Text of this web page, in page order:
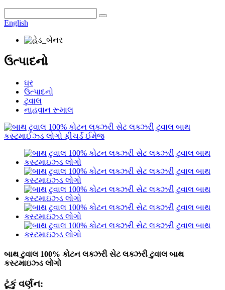
English
ઉત્પાદનો
ઘર
ઉત્પાદનો
ટુવાલ
નાહવાન રૂમાલ
બાથ ટુવાલ 100% કોટન લક્ઝરી સેટ લક્ઝરી ટુવાલ બાથ
કસ્ટમાઇઝ્ડ લોગો
ટૂંકું વર્ણન: